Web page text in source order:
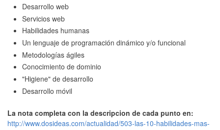
Desarrollo web
Servicios web
Habilidades humanas
Un lenguaje de programación dinámico y/o funcional
Metodologías ágiles
Conocimiento de dominio
"Higiene" de desarrollo
Desarrollo móvil
La nota completa con la descripcion de cada punto en:
http://www.dosideas.com/actualidad/503-las-10-habilidades-mas-